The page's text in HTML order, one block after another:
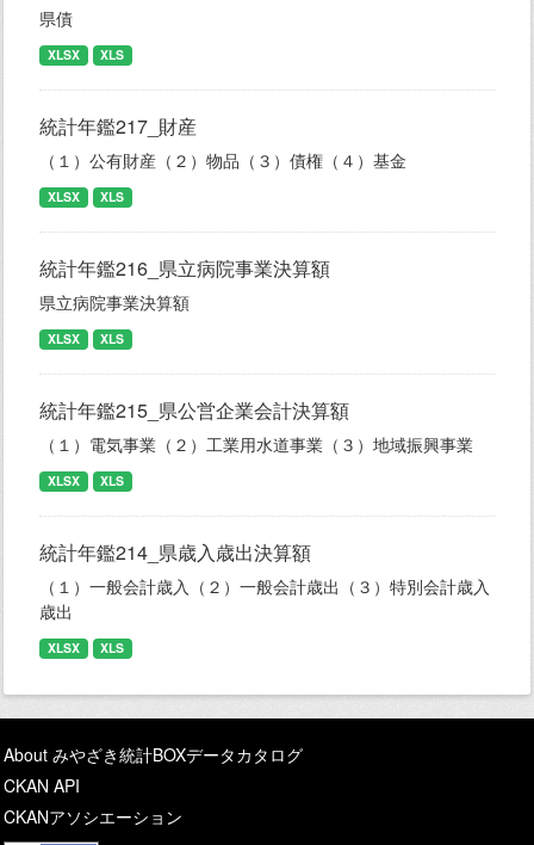
県債
XLSX XLS
統計年鑑217_財産
（１）公有財産（２）物品（３）債権（４）基金
XLSX XLS
統計年鑑216_県立病院事業決算額
県立病院事業決算額
XLSX XLS
統計年鑑215_県公営企業会計決算額
（１）電気事業（２）工業用水道事業（３）地域振興事業
XLSX XLS
統計年鑑214_県歳入歳出決算額
（１）一般会計歳入（２）一般会計歳出（３）特別会計歳入
歳出
XLSX XLS
About みやざき統計BOXデータカタログ
CKAN API
CKANアソシエーション